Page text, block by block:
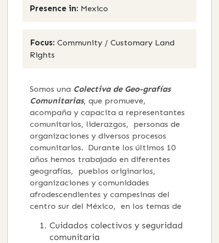
Presence in: Mexico
Focus: Community / Customary Land
Rights
Somos una Colectiva de Geo-grafías
Comunitarias, que promueve,
acompaña y capacita a representantes
comunitarios, liderazgos, personas de
organizaciones y diversos procesos
comunitarios. Durante los últimos 10
años hemos trabajado en diferentes
geografías, pueblos originarios,
organizaciones y comunidades
afrodescendientes y campesinas del
centro sur del México, en los temas de
Cuidados colectivos y seguridad
comunitaria